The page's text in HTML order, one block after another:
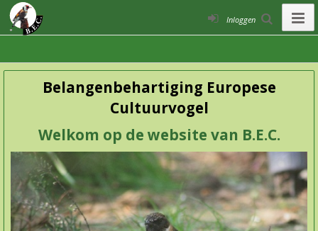
Inloggen
Belangenbehartiging Europese
Cultuurvogel
Welkom op de website van B.E.C.